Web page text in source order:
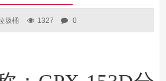
圾桶 1327 0